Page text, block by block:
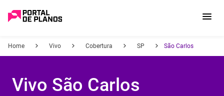
Home Vivo Cobertura SP São Carlos
Vivo São Carlos